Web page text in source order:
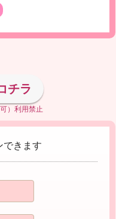
チラ
）利用禁止
きます